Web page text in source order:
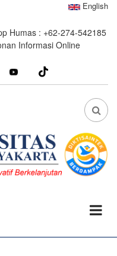
English
Humas : +62-274-542185
Informasi Online
youtube
FA